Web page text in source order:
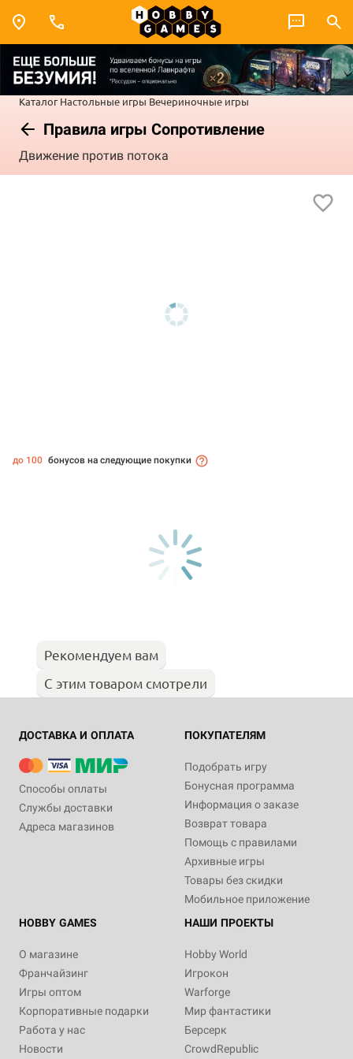
Каталог Настольные игры Вечериночные игры
Правила игры Сопротивление
Движение против потока
до 100 бонусов на следующие покупки
Рекомендуем вам
С этим товаром смотрели
ДОСТАВКА И ОПЛАТА
Способы оплаты
Службы доставки
Адреса магазинов
ПОКУПАТЕЛЯМ
Подобрать игру
Бонусная программа
Информация о заказе
Возврат товара
Помощь с правилами
Архивные игры
Товары без скидки
Мобильное приложение
HOBBY GAMES
О магазине
Франчайзинг
Игры оптом
Корпоративные подарки
Работа у нас
Новости
НАШИ ПРОЕКТЫ
Hobby World
Игрокон
Warforge
Мир фантастики
Берсерк
CrowdRepublic